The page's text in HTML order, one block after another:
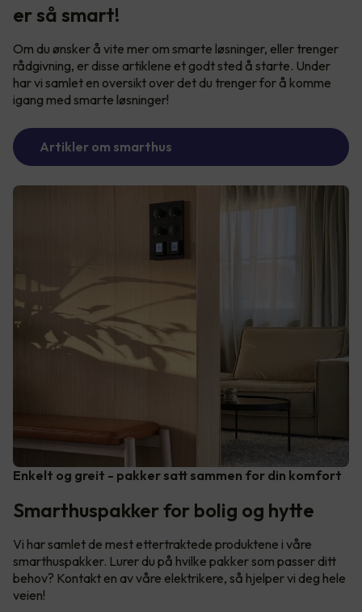
er så smart!
Om du ønsker å vite mer om smarte løsninger, eller trenger
rådgivning, er disse artiklene et godt sted å starte. Under
har vi samlet en oversikt over det du trenger for å komme
igang med smarte løsninger!
Artikler om smarthus
Enkelt og greit - pakker satt sammen for din komfort
Smarthuspakker for bolig og hytte
Vi har samlet de mest ettertraktede produktene i våre
smarthuspakker. Lurer du på hvilke pakker som passer ditt
behov? Kontakt en av våre elektrikere, så hjelper vi deg hele
veien!